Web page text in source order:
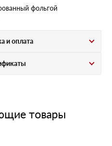
фольгой
и оплата
товары